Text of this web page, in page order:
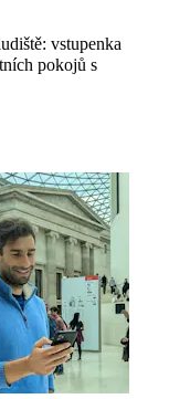
vstupenka
pokojů s